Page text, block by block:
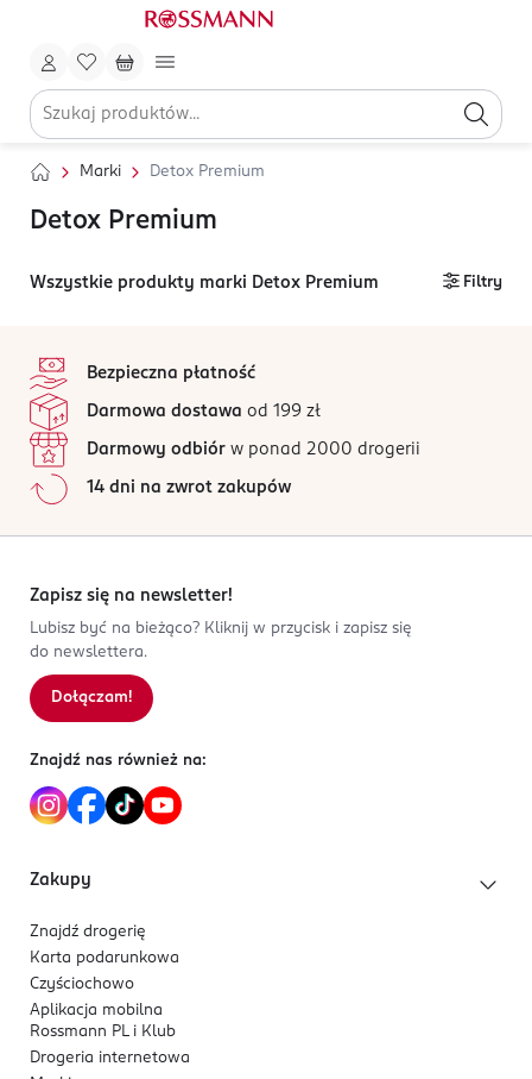
Marki Detox Premium
Detox Premium
Wszystkie produkty marki Detox Premium Filtry
Bezpieczna płatność
Darmowa dostawa od 199 zł
Darmowy odbiór w ponad 2000 drogerii
14 dni na zwrot zakupów
Zapisz się na newsletter!
Lubisz być na bieżąco? Kliknij w przycisk i zapisz się
do newslettera.
Dołączam!
Znajdź nas również na:
Zakupy
Znajdź drogerię
Karta podarunkowa
Czyściochowo
Aplikacja mobilna
Rossmann PL i Klub
Drogeria internetowa